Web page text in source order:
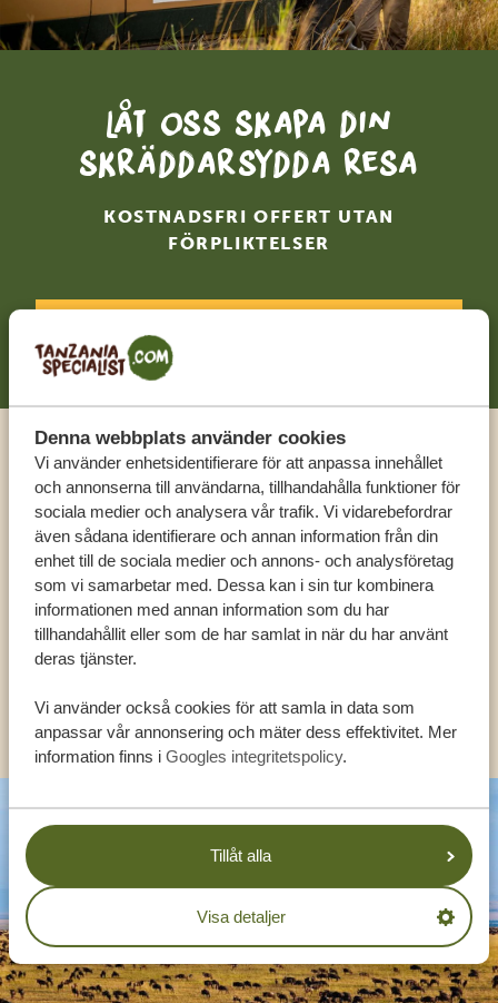
Denna webbplats använder cookies
Vi använder enhetsidentifierare för att anpassa innehållet
och annonserna till användarna, tillhandahålla funktioner för
sociala medier och analysera vår trafik. Vi vidarebefordrar
även sådana identifierare och annan information från din
enhet till de sociala medier och annons- och analysföretag
som vi samarbetar med. Dessa kan i sin tur kombinera
informationen med annan information som du har
tillhandahållit eller som de har samlat in när du har använt
deras tjänster.
Vi använder också cookies för att samla in data som
anpassar vår annonsering och mäter dess effektivitet. Mer
information finns i Googles integritetspolicy.
Tillåt alla
Visa detaljer
Låt oss skapa din
skräddarsydda resa
KOSTNADSFRI OFFERT UTAN
FÖRPLIKTELSER
Ring en expert
FÅ PERSONLIG RÅDGIVNING FRÅN VÅRA
EXPERTER
SV:+31 174 788 108
KONTAKT